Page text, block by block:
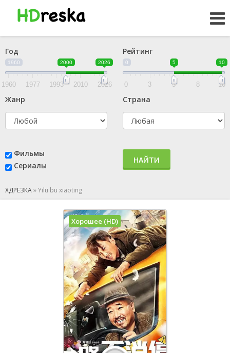
Год
1960 2000 2026
1960 1977 1993 2010 2026
Рейтинг
0 5 10
0 3 5 8 10
Жанр Страна
Фильмы
Сериалы
НАЙТИ
ХДРЕЗКА»Yilu bu xiaoting
Хорошее (HD)